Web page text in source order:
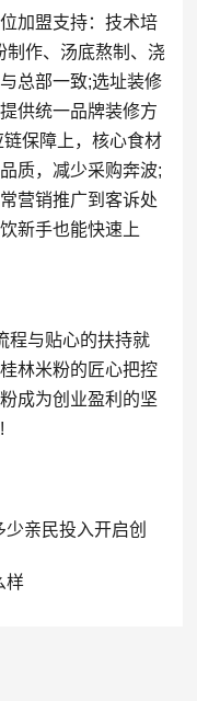
加盟支持：技术培
制作、汤底熬制、浇
总部一致;选址装修
供统一品牌装修方
保障上，核心食材
质，减少采购奔波;
营销推广到客诉处
新手也能快速上
程与贴心的扶持就
林米粉的匠心把控
成为创业盈利的坚
少亲民投入开启创
样